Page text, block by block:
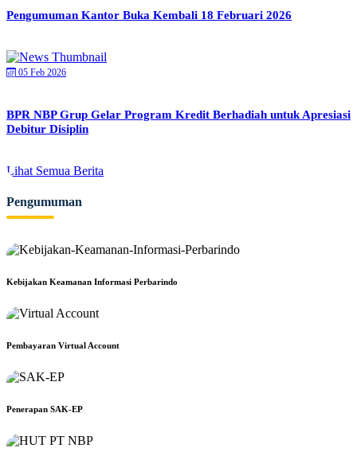
Pengumuman Kantor Buka Kembali 18 Februari 2026
05 Feb 2026
BPR NBP Grup Gelar Program Kredit Berhadiah untuk Apresiasi
Debitur Disiplin
Lihat Semua Berita
Pengumuman
Kebijakan Keamanan Informasi Perbarindo
Pembayaran Virtual Account
Penerapan SAK-EP